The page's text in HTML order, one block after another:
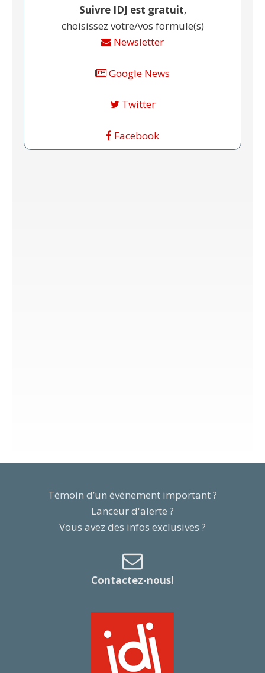
Suivre IDJ est gratuit,
choisissez votre/vos formule(s)
Newsletter
Google News
Twitter
Facebook
Témoin d’un événement important ?
Lanceur d'alerte ?
Vous avez des infos exclusives ?
Contactez-nous!